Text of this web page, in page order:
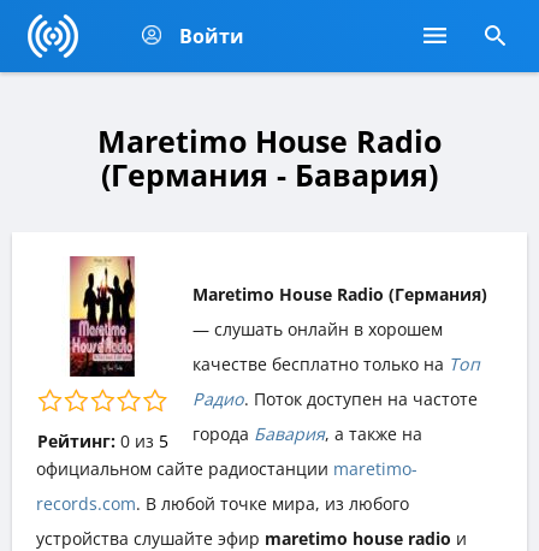
Войти
Maretimo House Radio
(Германия - Бавария)
Рейтинг: 0из 5
Maretimo House Radio (Германия)
— слушать онлайн в хорошем
качестве бесплатно только на Топ
Радио. Поток доступен на частоте
города Бавария, а также на
официальном сайте радиостанции maretimo-
records.com. В любой точке мира, из любого
устройства слушайте эфир maretimo house radio и